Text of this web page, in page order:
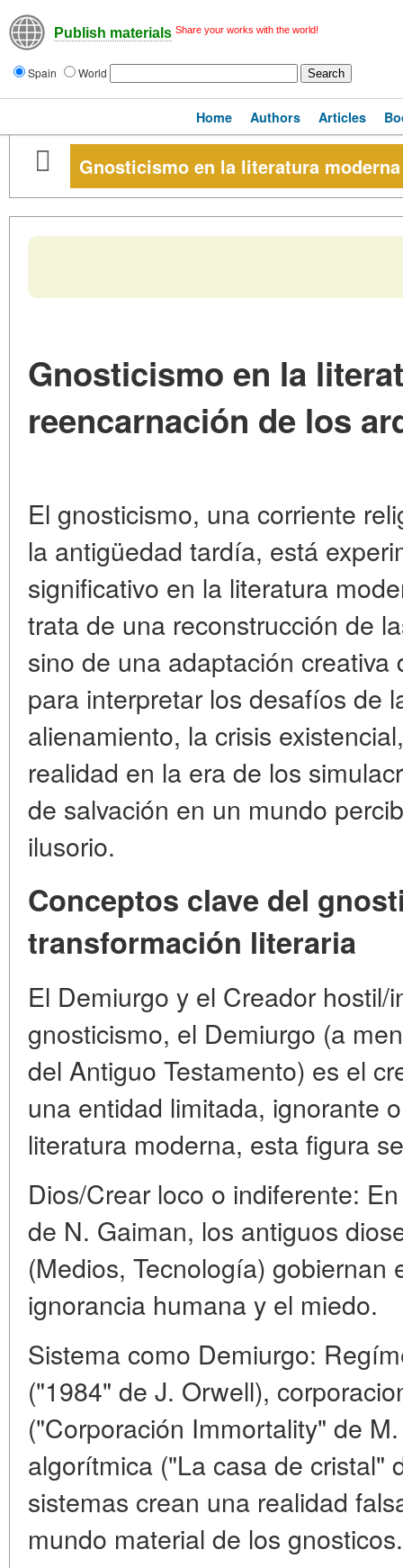
Publish materials Share your works with the world!
Spain World
Home Authors Articles
Gnosticismo en la literatura moderna
Gnosticismo en la
reencarnación de los
El gnosticismo, una corriente
la antigüedad tardía, está
significativo en la literatura
trata de una reconstrucción de
sino de una adaptación creativa
para interpretar los desafíos de
alienamiento, la crisis
realidad en la era de los
de salvación en un mundo
ilusorio.
Conceptos clave del
transformación literaria
El Demiurgo y el Creador
gnosticismo, el Demiurgo (a
del Antiguo Testamento) es el
una entidad limitada, ignorante
literatura moderna, esta figura
Dios/Crear loco o indiferente:
de N. Gaiman, los antiguos
(Medios, Tecnología) gobiernan
ignorancia humana y el miedo.
Sistema como Demiurgo:
("1984" de J. Orwell),
("Corporación Immortality" de
algorítmica ("La casa de cristal"
sistemas crean una realidad
mundo material de los gnosticos.